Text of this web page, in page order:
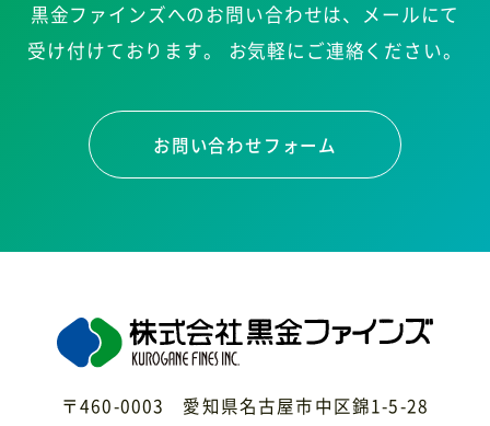
黒金ファインズへのお問い合わせは、メールにて
受け付けております。
お気軽にご連絡ください。
お問い合わせフォーム
〒460-0003 愛知県名古屋市中区錦1-5-28